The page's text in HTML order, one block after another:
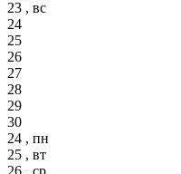
23 , вс
24
25
26
27
28
29
30
24 , пн
25 , вт
26 , ср